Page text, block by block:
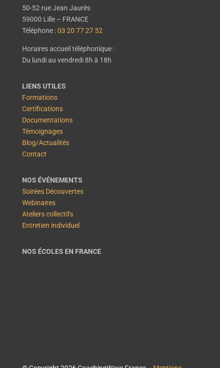
50-52 rue Jean Jaurès
59000 Lille – FRANCE
Téléphone :03 20 77 27 52
Horaires accueil téléphonique :
Du lundi au vendredi 8h à 18h
LIENS UTILES
Formations
Certifications
Documentations
Témoignages
Blog/Actualités
Contact
NOS ÉVÉNEMENTS
Soirées Découvertes
Webinaires
Ateliers collectifs
Entretien individuel
NOS ÉCOLES EN FRANCE